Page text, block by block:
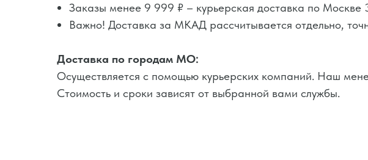
Заказы менее 9 999 ₽ – курьерская доставка по Москве
Важно! Доставка за МКАД рассчитывается отдельно,
Доставка по городам МО:
Осуществляется с помощью курьерских компаний. Наш
Стоимость и сроки зависят от выбранной вами службы.